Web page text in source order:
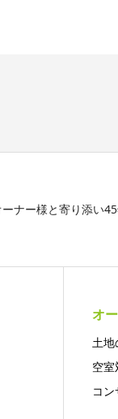
ーナー様と寄り添い
オ
土地
空室
コ